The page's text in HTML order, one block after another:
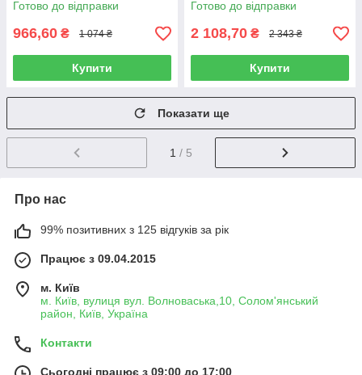
Готово до відправки
966,60 ₴ 1 074 ₴
Купити
Готово до відправки
2 108,70 ₴ 2 343 ₴
Купити
Показати ще
1 / 5
Про нас
99% позитивних з 125 відгуків за рік
Працює з 09.04.2015
м. Київ
м. Київ, вулиця вул. Волноваська,10, Солом'янський
район, Київ, Україна
Контакти
Сьогодні працює з 09:00 до 17:00